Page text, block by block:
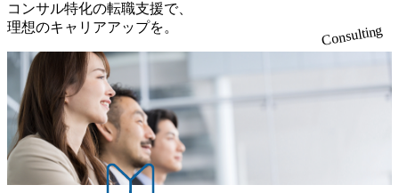
れまで著しい成長を遂げ、組織も約110名規模にまで拡大。
日本国内における各種産業向けのコンサルティングサービス
に加え、シンガポール、中国、インドネシアにジャパンデス
クを設置し、海外展開を加速する日系企業をサポートしてい
る。 「現場感」「手触り感」「膝詰めの議論」「クライア
ントの腹落ち」…などローランド・ベルガーのコンサルティ
ングを表現するワードが数多く生み出されていることも、戦
略ファームの中でのその独自性と際立った特徴の表れであろ
う。 また、短期的な企業価値向上・株主価値向上ではなく
長期的な視点での成長を志向する事、経営学のセオリーに偏
コンサル特化の転職支援で、
理想のキャリアアップを。
Consulting